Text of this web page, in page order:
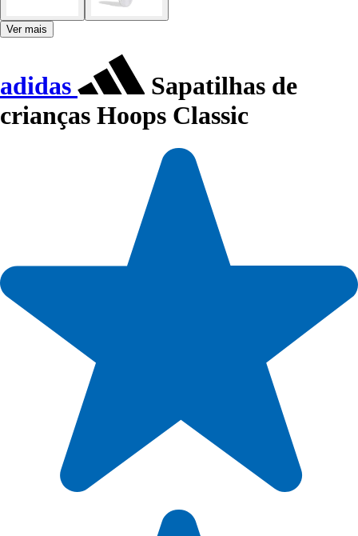
Ver mais
adidas
Sapatilhas de
crianças Hoops Classic